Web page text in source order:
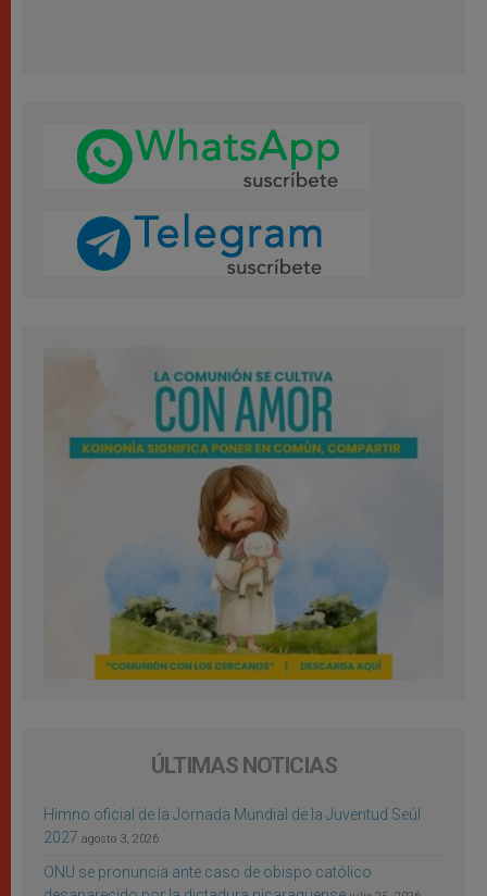
ÚLTIMAS NOTICIAS
Himno oficial de la Jornada Mundial de la Juventud Seúl
2027 agosto 3, 2026
ONU se pronuncia ante caso de obispo católico